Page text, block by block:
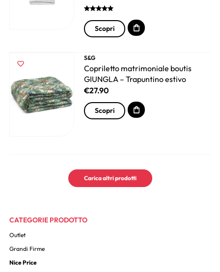
CATEGORIE PRODOTTO
Outlet
Grandi Firme
Nice Price
Scopri
S&G
Copriletto matrimoniale boutis
GIUNGLA – Trapuntino estivo
€27.90
Scopri
Carica altri prodotti